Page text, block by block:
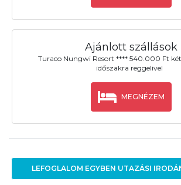
Ajánlott szállások
Turaco Nungwi Resort **** 540.000 Ft
időszakra reggelivel
MEGNÉZEM
LEFOGLALOM EGYBEN UTAZÁSI